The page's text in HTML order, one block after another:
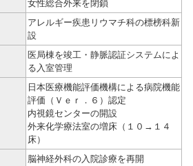
女性総合外来を閉鎖
アレルギー疾患リウマチ科の標榜科新
設
医局棟を竣工・静脈認証システムによ
る入室管理
日本医療機能評価機構による病院機能
評価（Ｖｅｒ．６）認定
内視鏡センターの開設
外来化学療法室の増床（１０→１４
床）
脳神経外科の入院診療を再開